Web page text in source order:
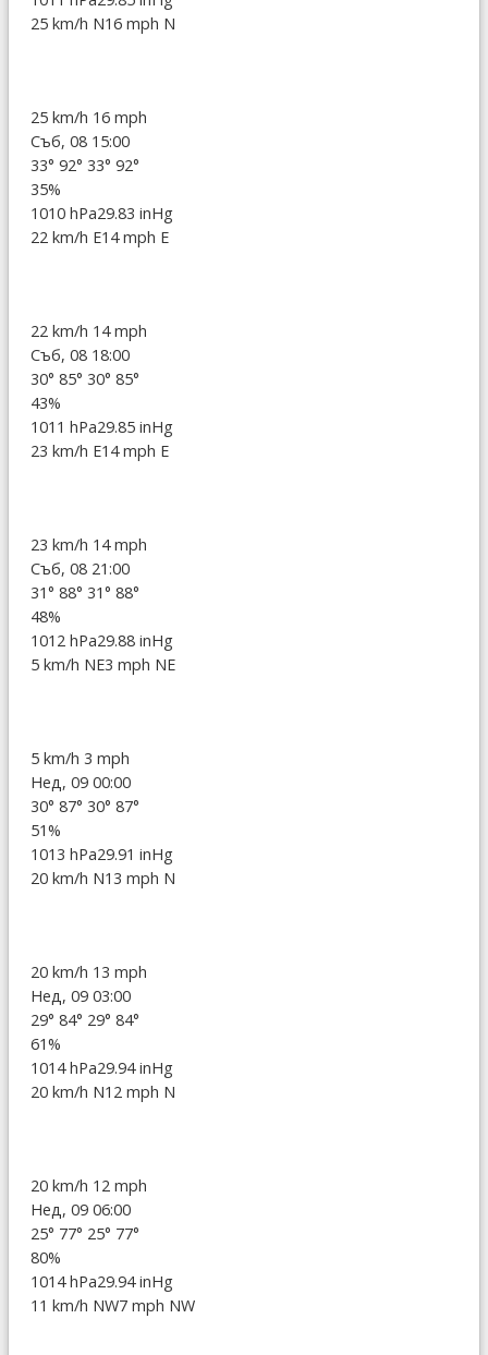
25 km/h N16 mph N
25 km/h 16 mph
Съб, 08 15:00
33° 92° 33° 92°
35%
1010 hPa29.83 inHg
22 km/h E14 mph E
22 km/h 14 mph
Съб, 08 18:00
30° 85° 30° 85°
43%
1011 hPa29.85 inHg
23 km/h E14 mph E
23 km/h 14 mph
Съб, 08 21:00
31° 88° 31° 88°
48%
1012 hPa29.88 inHg
5 km/h NE3 mph NE
5 km/h 3 mph
Нед, 09 00:00
30° 87° 30° 87°
51%
1013 hPa29.91 inHg
20 km/h N13 mph N
20 km/h 13 mph
Нед, 09 03:00
29° 84° 29° 84°
61%
1014 hPa29.94 inHg
20 km/h N12 mph N
20 km/h 12 mph
Нед, 09 06:00
25° 77° 25° 77°
80%
1014 hPa29.94 inHg
11 km/h NW7 mph NW